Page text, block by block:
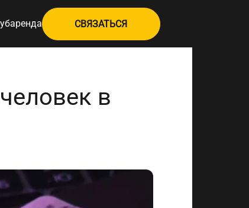
СВЯЗАТЬСЯ
в